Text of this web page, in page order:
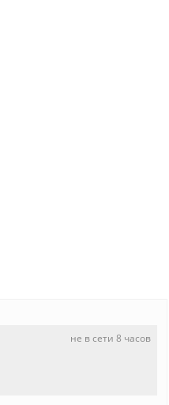
не в сети 8 часов